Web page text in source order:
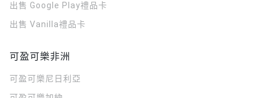
出售 Google Play禮品卡
出售 Vanilla禮品卡
可盈可樂非洲
可盈可樂 尼日利亞